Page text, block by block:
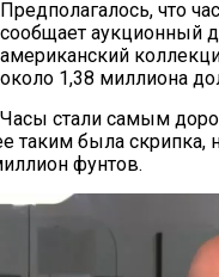
Предполагалось, что
сообщает аукционный
американский
около 1,38 миллиона
Часы стали самым
таким была
фунтов.